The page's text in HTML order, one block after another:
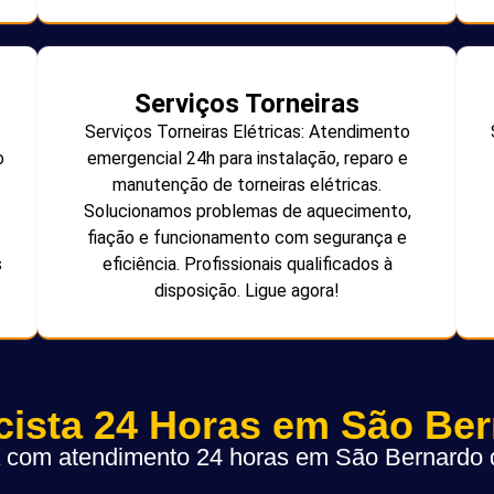
Serviços Torneiras
Serviços Torneiras Elétricas: Atendimento
emergencial 24h para instalação, reparo e
manutenção de torneiras elétricas.
Solucionamos problemas de aquecimento,
fiação e funcionamento com segurança e
eficiência. Profissionais qualificados à
disposição. Ligue agora!
24 Horas em São
atendimento 24 horas em São Bernardo